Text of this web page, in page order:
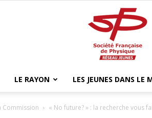
LE RAYON LES JEUNES DANS LE
Commission « No future? » : la recherche vous